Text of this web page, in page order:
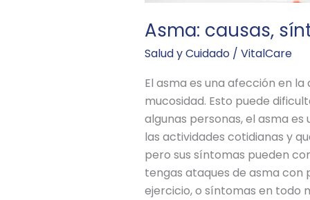
Asma: causas,
Salud y Cuidado/ VitalCare
El asma es una afección en
mucosidad. Esto puede
algunas personas, el asma
las actividades cotidianas y
pero sus síntomas pueden
tengas ataques de asma
ejercicio, o síntomas en todo